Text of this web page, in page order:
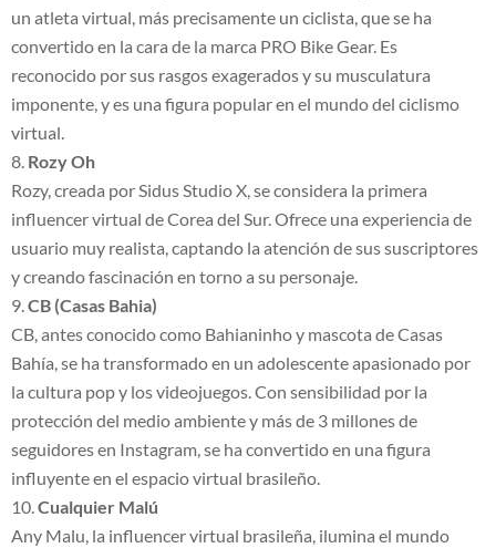
un atleta virtual, más precisamente un ciclista, que se ha
convertido en la cara de la marca PRO Bike Gear. Es
reconocido por sus rasgos exagerados y su musculatura
imponente, y es una figura popular en el mundo del ciclismo
virtual.
Rozy Oh
Rozy, creada por Sidus Studio X, se considera la primera
influencer virtual de Corea del Sur. Ofrece una experiencia de
usuario muy realista, captando la atención de sus suscriptores
y creando fascinación en torno a su personaje.
CB (Casas Bahia)
CB, antes conocido como Bahianinho y mascota de Casas
Bahía, se ha transformado en un adolescente apasionado por
la cultura pop y los videojuegos. Con sensibilidad por la
protección del medio ambiente y más de 3 millones de
seguidores en Instagram, se ha convertido en una figura
influyente en el espacio virtual brasileño.
Cualquier Malú
Any Malu, la influencer virtual brasileña, ilumina el mundo